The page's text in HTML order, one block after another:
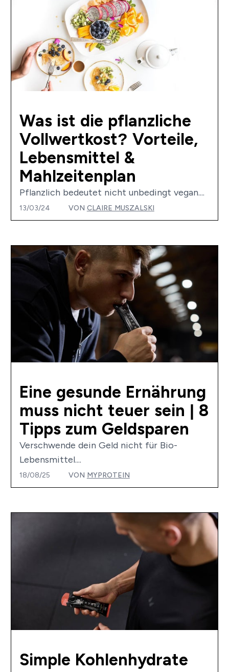
Was ist die pflanzliche
Vollwertkost? Vorteile,
Lebensmittel &
Mahlzeitenplan
Pflanzlich bedeutet nicht unbedingt vegan....
13/03/24 VON CLAIRE MUSZALSKI
Eine gesunde Ernährung
muss nicht teuer sein | 8
Tipps zum Geldsparen
Verschwende dein Geld nicht für Bio-
Lebensmittel....
18/08/25 VON MYPROTEIN
Simple Kohlenhydrate